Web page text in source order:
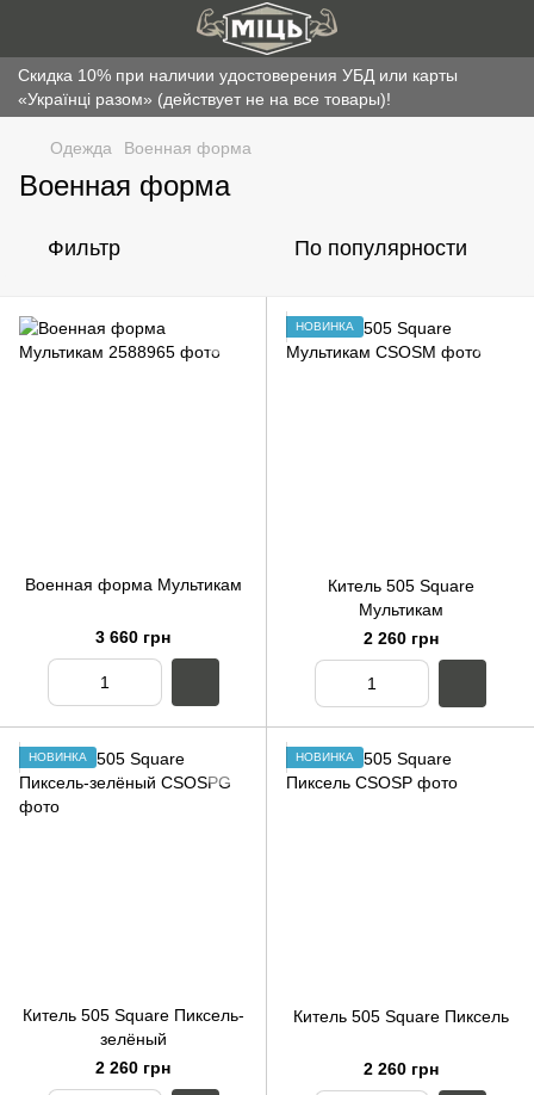
Скидка 10% при наличии удостоверения УБД или карты
«Українці разом» (действует не на все товары)!
Одежда Военная форма
Военная форма
Фильтр По популярности
Военная форма Мультикам
3 660 грн
НОВИНКА
Китель 505 Square
Мультикам
2 260 грн
НОВИНКА
Китель 505 Square Пиксель-
зелёный
2 260 грн
НОВИНКА
Китель 505 Square Пиксель
2 260 грн